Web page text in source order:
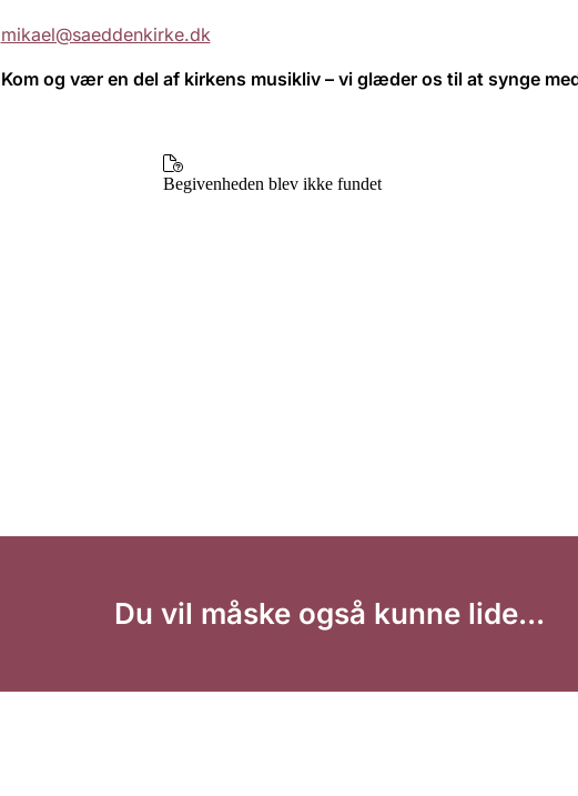
mikael@saeddenkirke.dk
Kom og vær en del af kirkens musikliv – vi glæder os til at synge
Du vil måske også kunne lide...